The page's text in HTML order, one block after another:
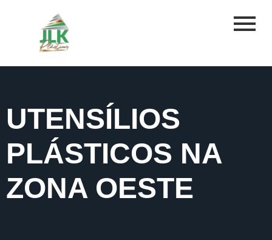
UTENSÍLIOS
PLÁSTICOS NA
ZONA OESTE